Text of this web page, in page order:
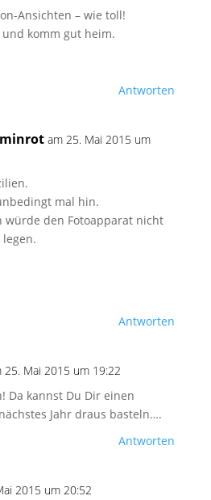
Ansichten – wie toll!
komm gut heim.
Antworten
am 25. Mai 2015 um
mal hin.
würde den Fotoapparat nicht
Antworten
25. Mai 2015 um 19:22
Da kannst Du Dir einen
Jahr draus basteln….
Antworten
2015 um 20:52